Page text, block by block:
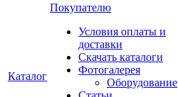
Каталог
Покупателю
Условия оплаты и
доставки
Скачать каталоги
Фотогалерея
Оборудование